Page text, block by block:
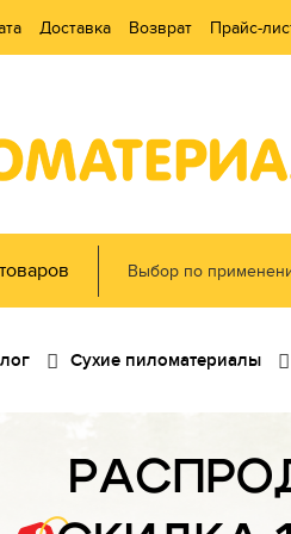
Доставка Возврат Прайс-
Выбор по
Сухие пиломатериалы